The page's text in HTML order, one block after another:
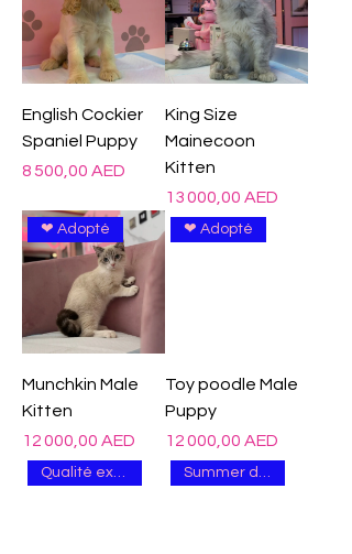
English Cockier
Spaniel Puppy
Prix
8 500,00 AED
King Size
Mainecoon
Kitten
Prix
13 000,00 AED
❤ Adopté
Munchkin Male
Kitten
Prix
12 000,00 AED
❤ Adopté
Toy poodle Male
Puppy
Prix
12 000,00 AED